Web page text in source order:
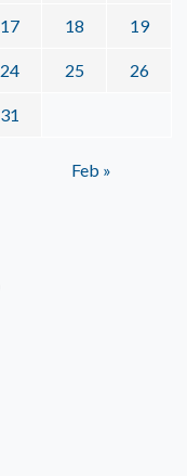
17 18 19
24 25 26
31
Feb »